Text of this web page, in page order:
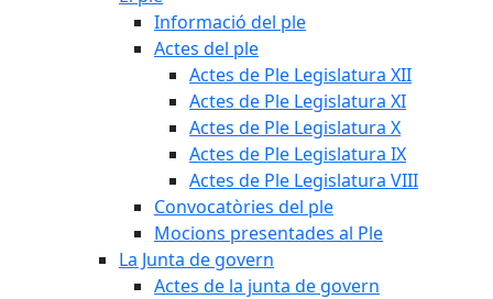
Informació del ple
Actes del ple
Actes de Ple Legislatura XII
Actes de Ple Legislatura XI
Actes de Ple Legislatura X
Actes de Ple Legislatura IX
Actes de Ple Legislatura VIII
Convocatòries del ple
Mocions presentades al Ple
La Junta de govern
Actes de la junta de govern